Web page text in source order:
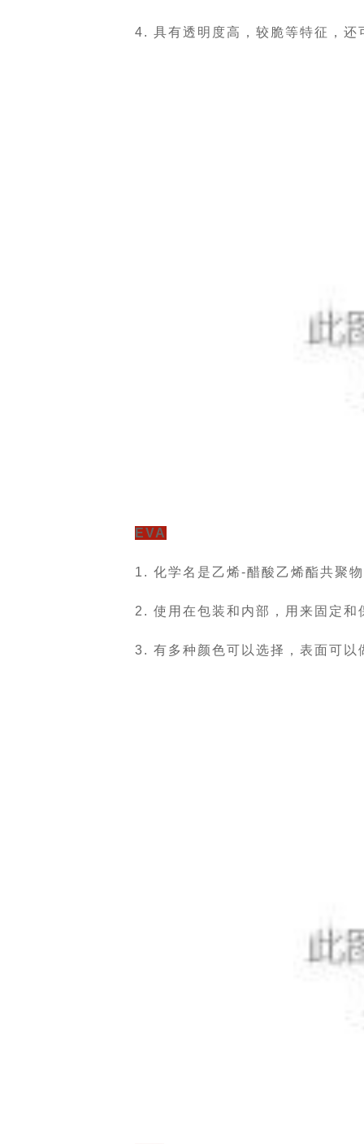
4. 具有透明度高，较脆等特征，
EVA
1. 化学名是乙烯-醋酸乙烯酯共聚
2. 使用在包装和内部，用来固定和
3. 有多种颜色可以选择，表面可